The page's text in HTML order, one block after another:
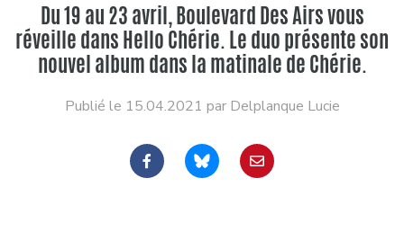
Du 19 au 23 avril, Boulevard Des Airs vous
réveille dans Hello Chérie. Le duo présente son
nouvel album dans la matinale de Chérie.
Publié le 15.04.2021 par Delplanque Lucie